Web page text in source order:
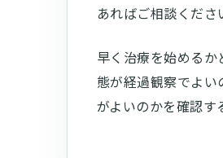
あればご相談くださ
早く治療を始める
態が経過観察でよ
がよいのかを確認す